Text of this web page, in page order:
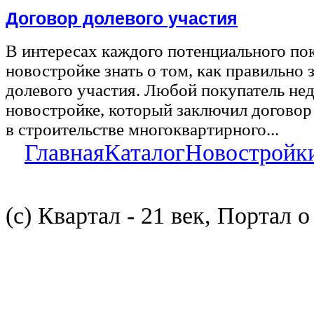
Договор долевого участия
В интересах каждого потенциального
новостройке знать о том, как правильно
долевого участия. Любой покупатель
новостройке, который заключил
в строительстве многоквартирного...
ГлавнаяКаталог
(с) Квартал - 21 век, Портал